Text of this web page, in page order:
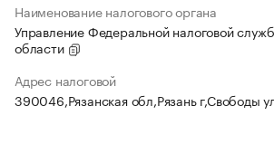
Наименование налогового органа
Управление Федеральной налоговой
области
Адрес налоговой
390046,Рязанская обл,Рязань г,Свободы